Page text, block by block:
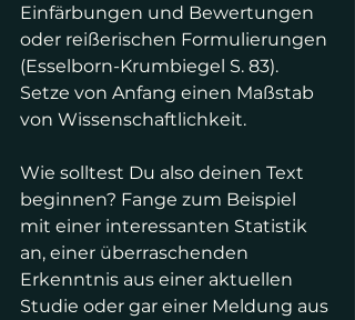
Einfärbungen und Bewertungen
oder reißerischen Formulierungen
(Esselborn-Krumbiegel S. 83).
Setze von Anfang einen Maßstab
von Wissenschaftlichkeit.
Wie solltest Du also deinen Text
beginnen? Fange zum Beispiel
mit einer interessanten Statistik
an, einer überraschenden
Erkenntnis aus einer aktuellen
Studie oder gar einer Meldung aus